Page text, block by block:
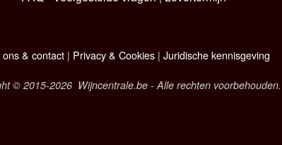
& contact| Privacy & Cookies| Juridische kennisgeving
© 2015-2026 Wijncentrale.be - Alle rechten voorbehouden.